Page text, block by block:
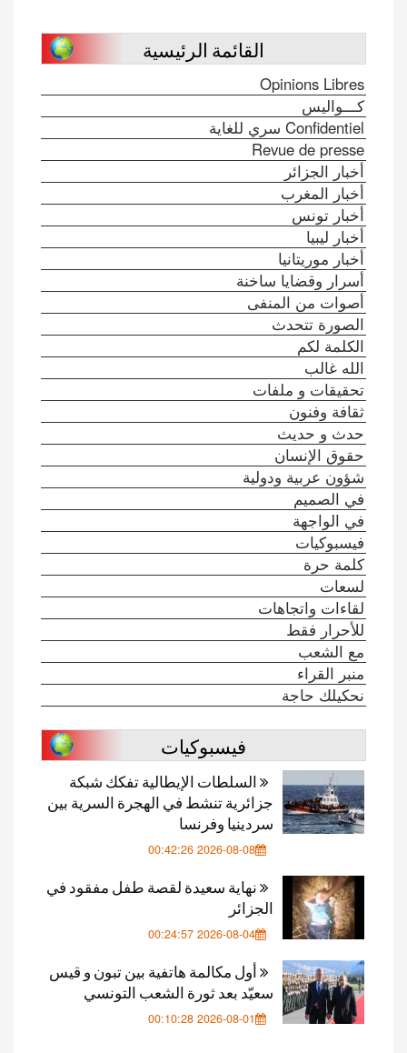
القائمة الرئيسية
Opinions Libres
كـــواليس
Confidentiel سري للغاية
Revue de presse
أخبار الجزائر
أخبار المغرب
أخبار تونس
أخبار ليبيا
أخبار موريتانيا
أسرار وقضايا ساخنة
أصوات من المنفى
الصورة تتحدث
الكلمة لكم
الله غالب
تحقيقات و ملفات
ثقافة وفنون
حدث و حديث
حقوق الإنسان
شؤون عربية ودولية
في الصميم
في الواجهة
فيسبوكيات
كلمة حرة
لسعات
لقاءات واتجاهات
للأحرار فقط
مع الشعب
منبر القراء
نحكيلك حاجة
فيسبوكيات
السلطات الإيطالية تفكك شبكة
جزائرية تنشط في الهجرة السرية بين
سردينيا وفرنسا
2026-08-08 00:42:26
نهاية سعيدة لقصة طفل مفقود في
الجزائر
2026-08-04 00:24:57
أول مكالمة هاتفية بين تبون و قيس
سعيّد بعد ثورة الشعب التونسي
2026-08-01 00:10:28